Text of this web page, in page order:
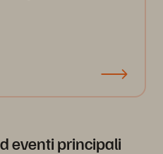
eventi principali